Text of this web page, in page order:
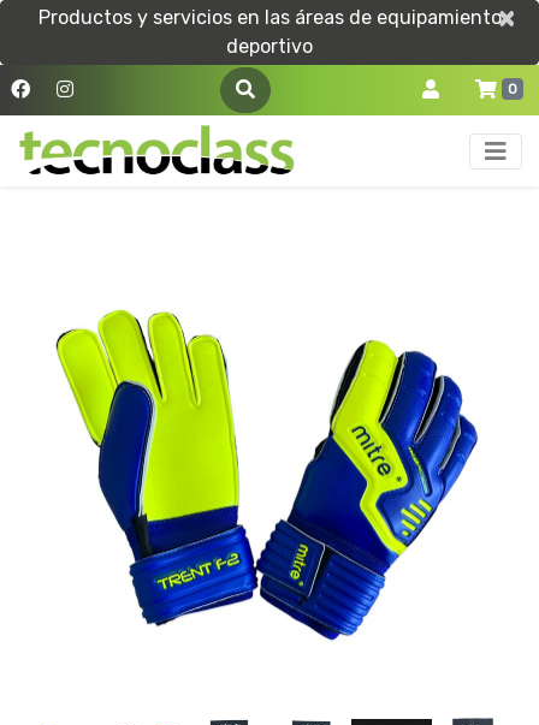
Productos y servicios en las áreas de equipamiento
deportivo
×
×
0